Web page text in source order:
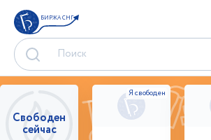
БИРЖА СНГ
Свободен
сейчас